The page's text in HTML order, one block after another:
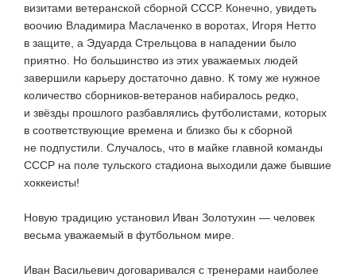
визитами ветеранской сборной СССР. Конечно, увидеть
воочию Владимира Маслаченко в воротах, Игоря Нетто
в защите, а Эдуарда Стрельцова в нападении было
приятно. Но большинство из этих уважаемых людей
завершили карьеру достаточно давно. К тому же нужное
количество сборников-ветеранов набиралось редко,
и звёзды прошлого разбавлялись футболистами, которых
в соответствующие времена и близко бы к сборной
не подпустили. Случалось, что в майке главной команды
СССР на поле тульского стадиона выходили даже бывшие
хоккеисты!
Новую традицию установил Иван Золотухин — человек
весьма уважаемый в футбольном мире.
Иван Васильевич договаривался с тренерами наиболее